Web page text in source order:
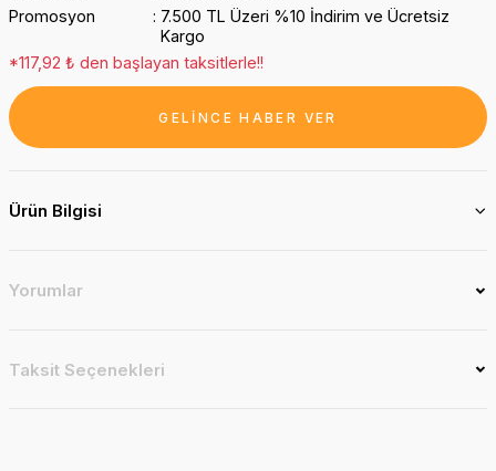
Promosyon
7.500 TL Üzeri %10 İndirim ve Ücretsiz
Kargo
*117,92 ₺ den başlayan taksitlerle!!
GELİNCE HABER VER
Ürün Bilgisi
Yorumlar
Taksit Seçenekleri